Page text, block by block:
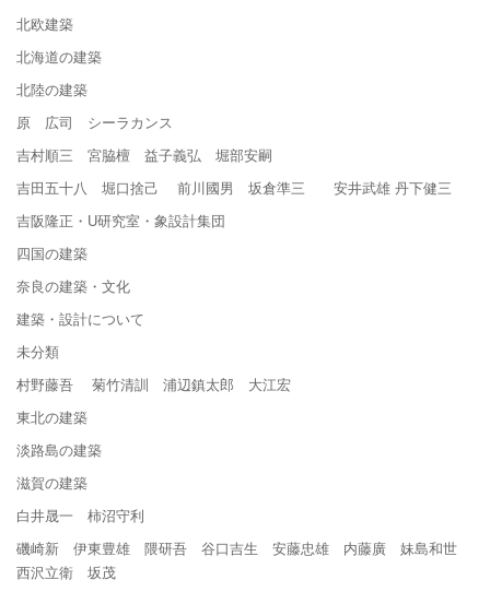
北欧建築
北海道の建築
北陸の建築
原 広司 シーラカンス
吉村順三 宮脇檀 益子義弘 堀部安嗣
吉田五十八 堀口捨己 前川國男 坂倉準三 安井武雄 丹下健三
吉阪隆正・U研究室・象設計集団
四国の建築
奈良の建築・文化
建築・設計について
未分類
村野藤吾 菊竹清訓 浦辺鎮太郎 大江宏
東北の建築
淡路島の建築
滋賀の建築
白井晟一 柿沼守利
磯崎新 伊東豊雄 隈研吾 谷口吉生 安藤忠雄 内藤廣 妹島和世
西沢立衛 坂茂